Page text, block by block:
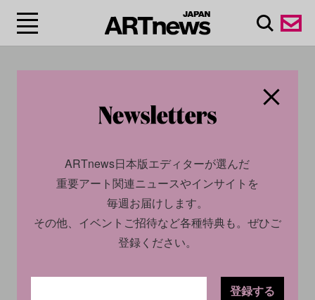
#破壊行為/Vandalism
SOCIAL NEWS
ARTnews日本版エディターが選んだ
重要アート関連ニュースやインサイトを
毎週お届けします。
その他、イベントご招待など各種特典も。ぜひご
登録ください。
登録する